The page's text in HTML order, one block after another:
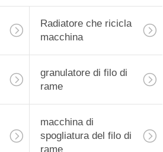
Radiatore che ricicla
macchina
granulatore di filo di
rame
macchina di
spogliatura del filo di
rame